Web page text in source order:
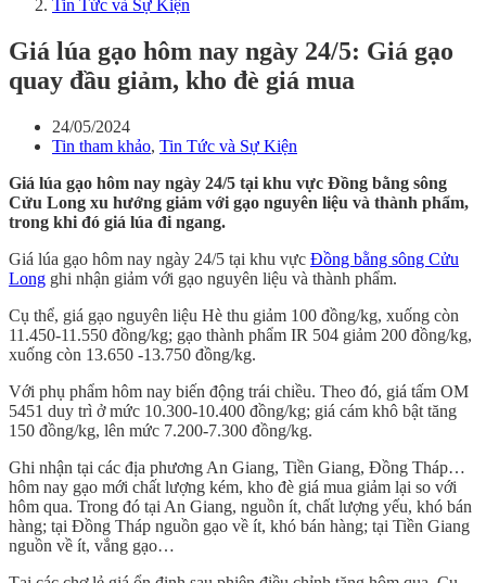
Tin Tức và Sự Kiện
Giá lúa gạo hôm nay ngày 24/5: Giá gạo
quay đầu giảm, kho đè giá mua
24/05/2024
Tin tham khảo, Tin Tức và Sự Kiện
Giá lúa gạo hôm nay ngày 24/5 tại khu vực Đồng bằng sông
Cửu Long xu hướng giảm với gạo nguyên liệu và thành phẩm,
trong khi đó giá lúa đi ngang.
Giá lúa gạo hôm nay ngày 24/5 tại khu vực Đồng bằng sông Cửu
Long ghi nhận giảm với gạo nguyên liệu và thành phẩm.
Cụ thể, giá gạo nguyên liệu Hè thu giảm 100 đồng/kg, xuống còn
11.450-11.550 đồng/kg; gạo thành phẩm IR 504 giảm 200 đồng/kg,
xuống còn 13.650 -13.750 đồng/kg.
Với phụ phẩm hôm nay biến động trái chiều. Theo đó, giá tấm OM
5451 duy trì ở mức 10.300-10.400 đồng/kg; giá cám khô bật tăng
150 đồng/kg, lên mức 7.200-7.300 đồng/kg.
Ghi nhận tại các địa phương An Giang, Tiền Giang, Đồng Tháp…
hôm nay gạo mới chất lượng kém, kho đè giá mua giảm lại so với
hôm qua. Trong đó tại An Giang, nguồn ít, chất lượng yếu, khó bán
hàng; tại Đồng Tháp nguồn gạo về ít, khó bán hàng; tại Tiền Giang
nguồn về ít, vắng gạo…